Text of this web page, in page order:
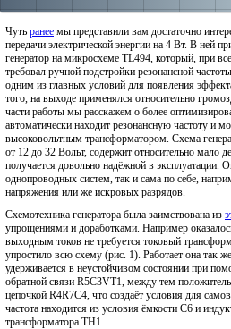
Чуть ранее мы представили вам достаточно
передачи электрической энергии на 4 Вт. В ней
генератор на микросхеме TL494, который, при
требовал ручной подстройки резонансной
одним из главных условий для появления
того, на выходе применялся относительно
части работы мы расскажем о более
автоматически находит резонансную частоту и
высоковольтным трансформатором. Схема
от 12 до 32 Вольт, содержит относительно мало
получается довольно надёжной в эксплуатации.
однопроводных систем, так и сама по себе,
напряжения или же искровых разрядов.
Схемотехника генератора была заимствована из
упрощениями и доработками. Например
выходным токов не требуется токовый
упростило всю схему (рис. 1). Работает она так
удерживается в неустойчивом состоянии при
обратной связи R5C3VT1, между тем
цепочкой R4R7C4, что создаёт условия для
частота находится из условия ёмкости C6 и
трансформатора TH1.